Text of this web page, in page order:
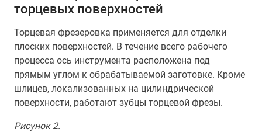
торцевых поверхностей
Торцевая фрезеровка применяется для отделки
плоских поверхностей. В течение всего рабочего
процесса ось инструмента расположена под
прямым углом к обрабатываемой заготовке. Кроме
шлицев, локализованных на цилиндрической
поверхности, работают зубцы торцевой фрезы.
Рисунок 2.